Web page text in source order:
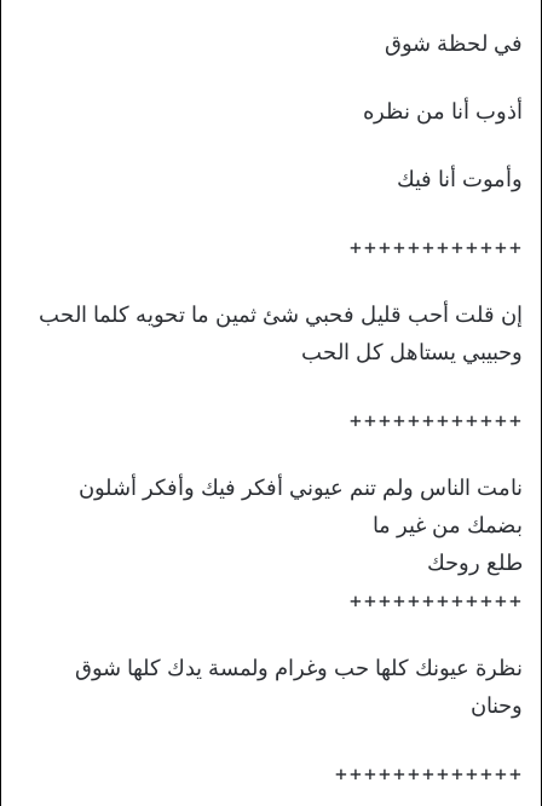
في لحظة شوق
أذوب أنا من نظره
وأموت أنا فيك
++++++++++++
إن قلت أحب قليل فحبي شئ ثمين ما تحويه كلما الحب
وحبيبي يستاهل كل الحب
++++++++++++
نامت الناس ولم تنم عيوني أفكر فيك وأفكر أشلون
بضمك من غير ما
طلع روحك
++++++++++++
نظرة عيونك كلها حب وغرام ولمسة يدك كلها شوق
وحنان
+++++++++++++